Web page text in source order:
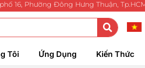
16, Phường Đông Hưng Thuận,
Tôi Ứng Dụng Kiến Thức